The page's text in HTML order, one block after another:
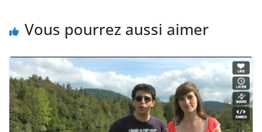
Vous pourrez aussi aimer